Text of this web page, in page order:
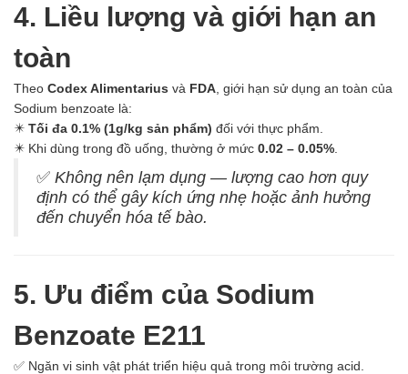
Ngành Nông Nghiệp
Ngành Môi Trường
Ngành Xây Dựng
Ngành Cao Su
Ngành Xi Mạ
Ngành Thủy Tinh
Ngành Dệt Nhuộm
Ngành Sơn
Ngành In Ấn Bao Bì
Ngành Hóa Dầu
Liên hệ
Tuyển dụng
4. Liều lượng và giới hạn an
toàn
Theo Codex Alimentarius và FDA , giới hạn sử dụng an toàn của
Sodium benzoate là:
✴️ Tối đa 0.1% (1g/kg sản phẩm) đối với thực phẩm.
✴️ Khi dùng trong đồ uống, thường ở mức 0.02 – 0.05%
✅ Không nên lạm dụng — lượng cao hơn quy
định có thể gây kích ứng nhẹ hoặc ảnh hưởng
đến chuyển hóa tế bào.
5. Ưu điểm của Sodium
Benzoate E211
✅ Ngăn vi sinh vật phát triển hiệu quả trong môi trường acid.